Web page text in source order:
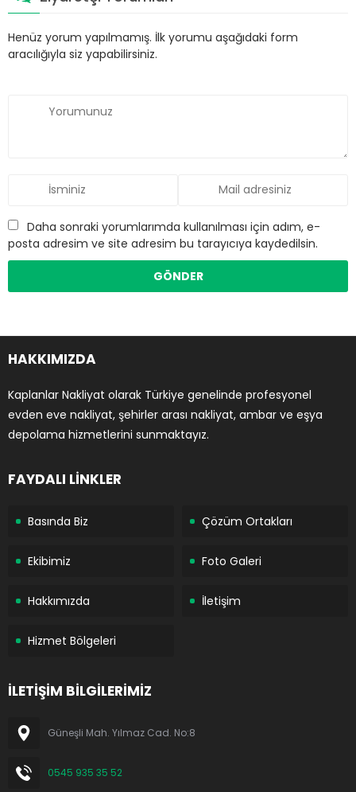
Henüz yorum yapılmamış. İlk yorumu aşağıdaki form
aracılığıyla siz yapabilirsiniz.
Daha sonraki yorumlarımda kullanılması için adım, e-
posta adresim ve site adresim bu tarayıcıya kaydedilsin.
HAKKIMIZDA
Kaplanlar Nakliyat olarak Türkiye genelinde profesyonel
evden eve nakliyat, şehirler arası nakliyat, ambar ve eşya
depolama hizmetlerini sunmaktayız.
FAYDALI LİNKLER
Basında Biz Çözüm Ortakları
Ekibimiz Foto Galeri
Hakkımızda İletişim
Hizmet Bölgeleri
İLETİŞİM BİLGİLERİMİZ
Güneşli Mah. Yılmaz Cad. No:8
0545 935 35 52